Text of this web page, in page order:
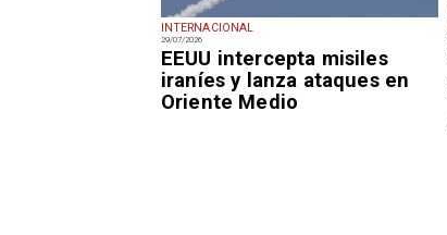
INTERNACIONAL
29/07/2026
EEUU intercepta misiles
iraníes y lanza ataques en
Oriente Medio